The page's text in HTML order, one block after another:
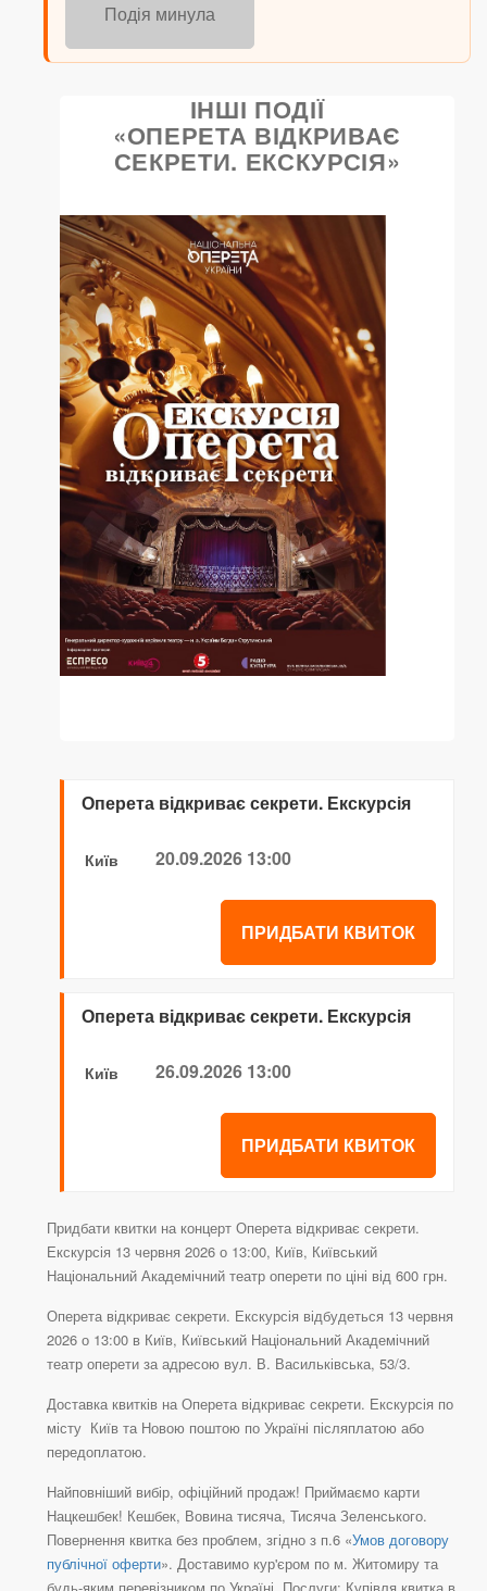
Подія минула
ІНШІ ПОДІЇ
«ОПЕРЕТА ВІДКРИВАЄ
СЕКРЕТИ. ЕКСКУРСІЯ»
Оперета відкриває секрети. Екскурсія
Київ 20.09.2026 13:00
ПРИДБАТИ КВИТОК
Оперета відкриває секрети. Екскурсія
Київ 26.09.2026 13:00
ПРИДБАТИ КВИТОК
Придбати квитки на концерт Оперета відкриває секрети.
Екскурсія 13 червня 2026 о 13:00, Київ, Київський
Національний Академічний театр оперети по ціні від 600 грн.
Оперета відкриває секрети. Екскурсія відбудеться 13 червня
2026 о 13:00 в Київ, Київський Національний Академічний
театр оперети за адресою вул. В. Васильківська, 53/3.
Доставка квитків на Оперета відкриває секрети. Екскурсія по
місту Київ та Новою поштою по Україні післяплатою або
передоплатою.
Найповніший вибір, офіційний продаж! Приймаємо карти
Нацкешбек! Кешбек, Вовина тисяча, Тисяча Зеленського.
Повернення квитка без проблем, згідно з п.6 «Умов договору
публічної оферти». Доставимо кур'єром по м. Житомиру та